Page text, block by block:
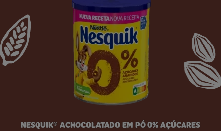
NESQUIK® ACHOCOLATADO EM PÓ 0% AÇÚCARES